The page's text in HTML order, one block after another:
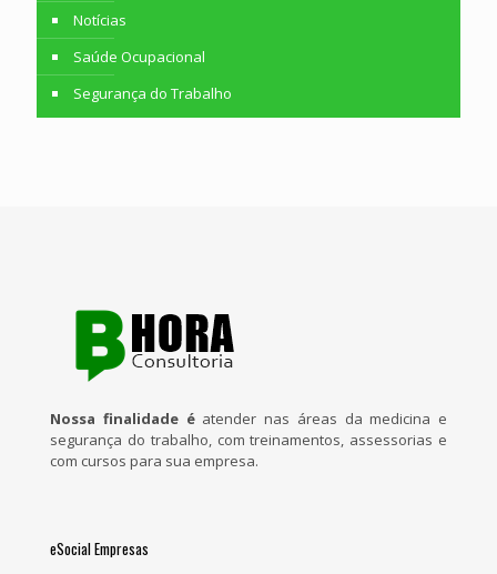
Notícias
Saúde Ocupacional
Segurança do Trabalho
Nossa finalidade éatender nas áreas da medicina e
segurança do trabalho, com treinamentos, assessorias e
com cursos para sua empresa.
eSocial Empresas